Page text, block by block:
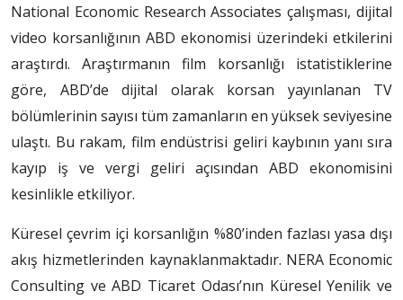
National Economic Research Associates çalışması, dijital
video korsanlığının ABD ekonomisi üzerindeki etkilerini
araştırdı. Araştırmanın film korsanlığı istatistiklerine
göre, ABD’de dijital olarak korsan yayınlanan TV
bölümlerinin sayısı tüm zamanların en yüksek seviyesine
ulaştı. Bu rakam, film endüstrisi geliri kaybının yanı sıra
kayıp iş ve vergi geliri açısından ABD ekonomisini
kesinlikle etkiliyor.
Küresel çevrim içi korsanlığın %80’inden fazlası yasa dışı
akış hizmetlerinden kaynaklanmaktadır. NERA Economic
Consulting ve ABD Ticaret Odası’nın Küresel Yenilik ve